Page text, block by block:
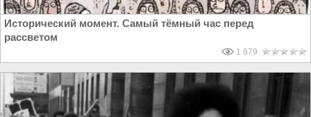
Исторический момент. Самый тёмный час перед
рассветом
1 879